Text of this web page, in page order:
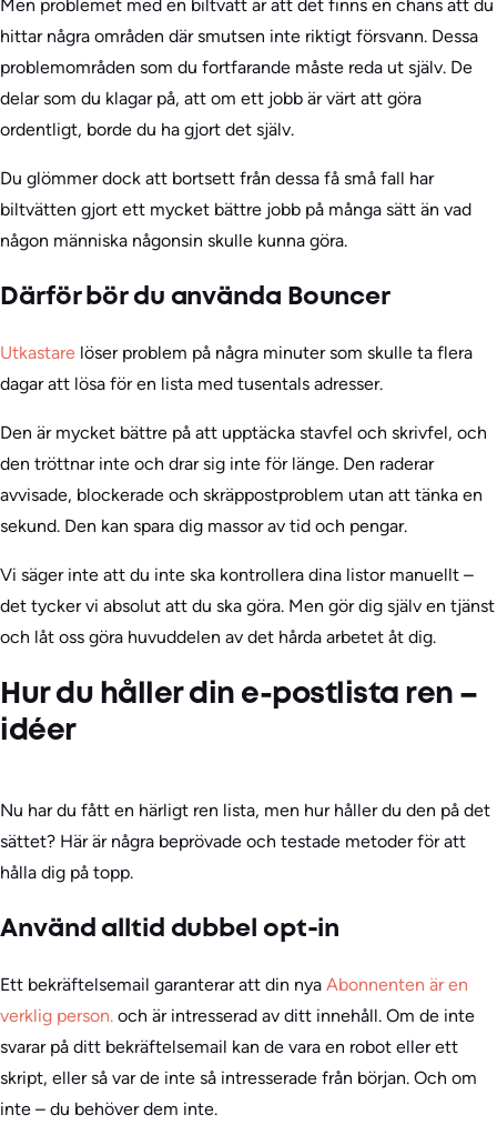
Men problemet med en biltvätt är att det finns en chans att du
hittar några områden där smutsen inte riktigt försvann. Dessa
problemområden som du fortfarande måste reda ut själv. De
delar som du klagar på, att om ett jobb är värt att göra
ordentligt, borde du ha gjort det själv.
Du glömmer dock att bortsett från dessa få små fall har
biltvätten gjort ett mycket bättre jobb på många sätt än vad
någon människa någonsin skulle kunna göra.
Därför bör du använda Bouncer
Utkastare löser problem på några minuter som skulle ta flera
dagar att lösa för en lista med tusentals adresser.
Den är mycket bättre på att upptäcka stavfel och skrivfel, och
den tröttnar inte och drar sig inte för länge. Den raderar
avvisade, blockerade och skräppostproblem utan att tänka en
sekund. Den kan spara dig massor av tid och pengar.
Vi säger inte att du inte ska kontrollera dina listor manuellt –
det tycker vi absolut att du ska göra. Men gör dig själv en tjänst
och låt oss göra huvuddelen av det hårda arbetet åt dig.
Hur du håller din e-postlista ren –
idéer
Nu har du fått en härligt ren lista, men hur håller du den på det
sättet? Här är några beprövade och testade metoder för att
hålla dig på topp.
Använd alltid dubbel opt-in
Ett bekräftelsemail garanterar att din nya Abonnenten är en
verklig person. och är intresserad av ditt innehåll. Om de inte
svarar på ditt bekräftelsemail kan de vara en robot eller ett
skript, eller så var de inte så intresserade från början. Och om
inte – du behöver dem inte.